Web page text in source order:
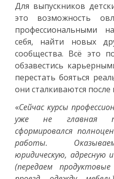
Для выпускников
это возможность
профессиональными
себя, найти новых
сообщества. Всё это
обзавестись
перестать бояться
они сталкиваются после
«Сейчас курсы
уже не главная
сформировался
работы.
юридическую, адресную
(передаем